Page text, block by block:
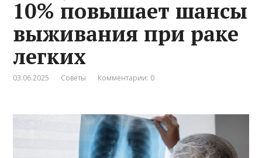
10% повышает шансы
выживания при раке
легких
03.06.2025 Советы Комментарии: 0